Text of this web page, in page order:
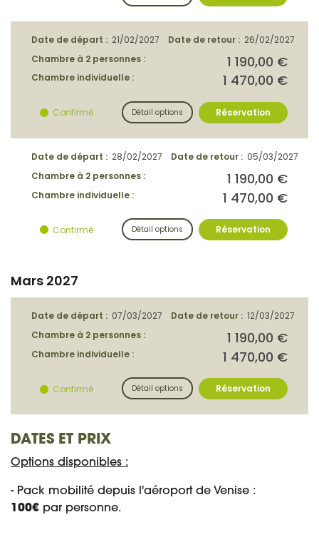
DATES ET PRIX
Options disponibles :
- Pack mobilité depuis l'aéroport de Venise :
100€ par personne.